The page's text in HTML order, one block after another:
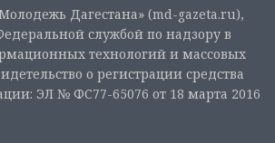
Дагестана» (md-gazeta.ru),
службой по надзору в
технологий и массовых
о регистрации средства
ЭЛ № ФС77-65076 от 18 марта 2016